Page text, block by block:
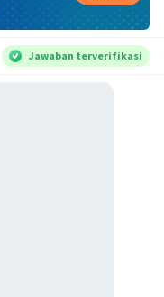
Jawaban terverifikasi